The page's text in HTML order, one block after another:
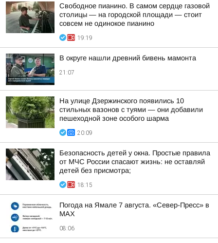
Свободное пианино. В самом сердце газовой
столицы — на городской площади — стоит
совсем не одинокое пианино
19:19
В округе нашли древний бивень мамонта
21:07
На улице Дзержинского появились 10
стильных вазонов с туями — они добавили
пешеходной зоне особого шарма
20:09
Безопасность детей у окна. Простые правила
от МЧС России спасают жизнь: не оставляй
детей без присмотра;
18:15
Погода на Ямале 7 августа. «Север-Пресс» в
MAX
08:06